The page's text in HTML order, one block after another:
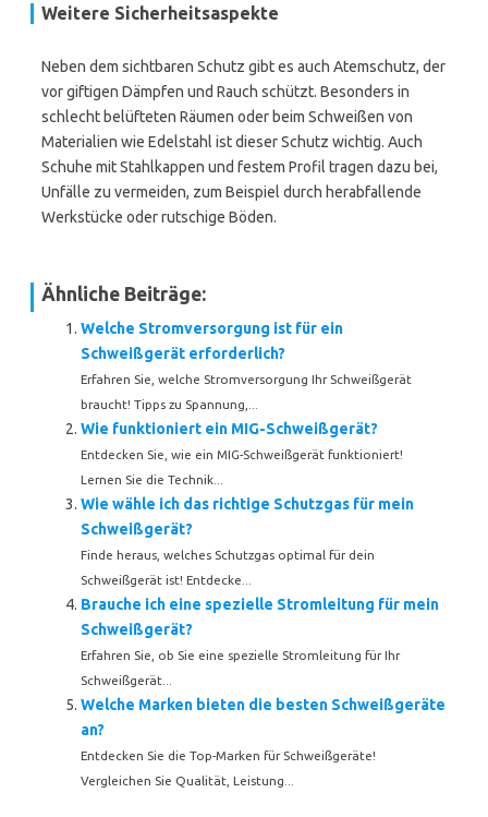
Weitere Sicherheitsaspekte
Neben dem sichtbaren Schutz gibt es auch Atemschutz, der
vor giftigen Dämpfen und Rauch schützt. Besonders in
schlecht belüfteten Räumen oder beim Schweißen von
Materialien wie Edelstahl ist dieser Schutz wichtig. Auch
Schuhe mit Stahlkappen und festem Profil tragen dazu bei,
Unfälle zu vermeiden, zum Beispiel durch herabfallende
Werkstücke oder rutschige Böden.
Ähnliche Beiträge:
Welche Stromversorgung ist für ein
Schweißgerät erforderlich?
Erfahren Sie, welche Stromversorgung Ihr Schweißgerät
braucht! Tipps zu Spannung,...
Wie funktioniert ein MIG-Schweißgerät?
Entdecken Sie, wie ein MIG-Schweißgerät funktioniert!
Lernen Sie die Technik...
Wie wähle ich das richtige Schutzgas für mein
Schweißgerät?
Finde heraus, welches Schutzgas optimal für dein
Schweißgerät ist! Entdecke...
Brauche ich eine spezielle Stromleitung für mein
Schweißgerät?
Erfahren Sie, ob Sie eine spezielle Stromleitung für Ihr
Schweißgerät...
Welche Marken bieten die besten Schweißgeräte
an?
Entdecken Sie die Top-Marken für Schweißgeräte!
Vergleichen Sie Qualität, Leistung...